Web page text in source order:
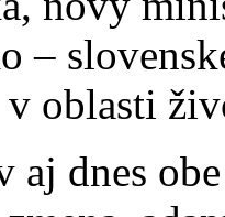
–
oblasti
aj dnes